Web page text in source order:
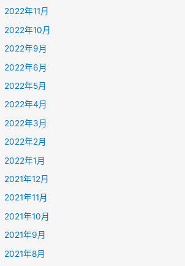
2022年11月
2022年10月
2022年9月
2022年6月
2022年5月
2022年4月
2022年3月
2022年2月
2022年1月
2021年12月
2021年11月
2021年10月
2021年9月
2021年8月